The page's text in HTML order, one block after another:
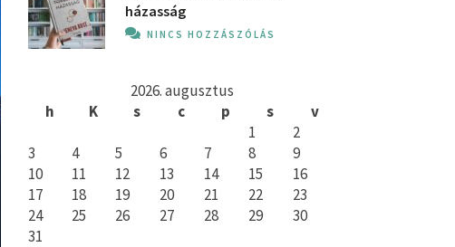
házasság
NINCS HOZZÁSZÓLÁS
2026. augusztus
h
K s c p s
v
1
2
3
4 5 6 7 8
9
10
11 12 13 14 15
16
17
18 19 20 21 22
23
24
25 26 27 28 29
30
31